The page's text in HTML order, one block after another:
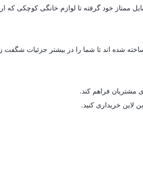
خود گرفته تا لوازم خانگی کوچکی که
شده اند تا شما را در بیشتر جزئیات شگفت
مشتریان فراهم کند.
لاین خریداری کنید.